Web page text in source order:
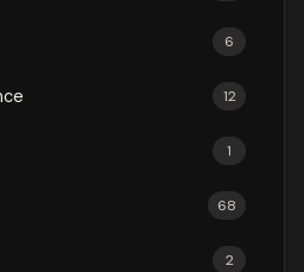
6
12
1
68
2